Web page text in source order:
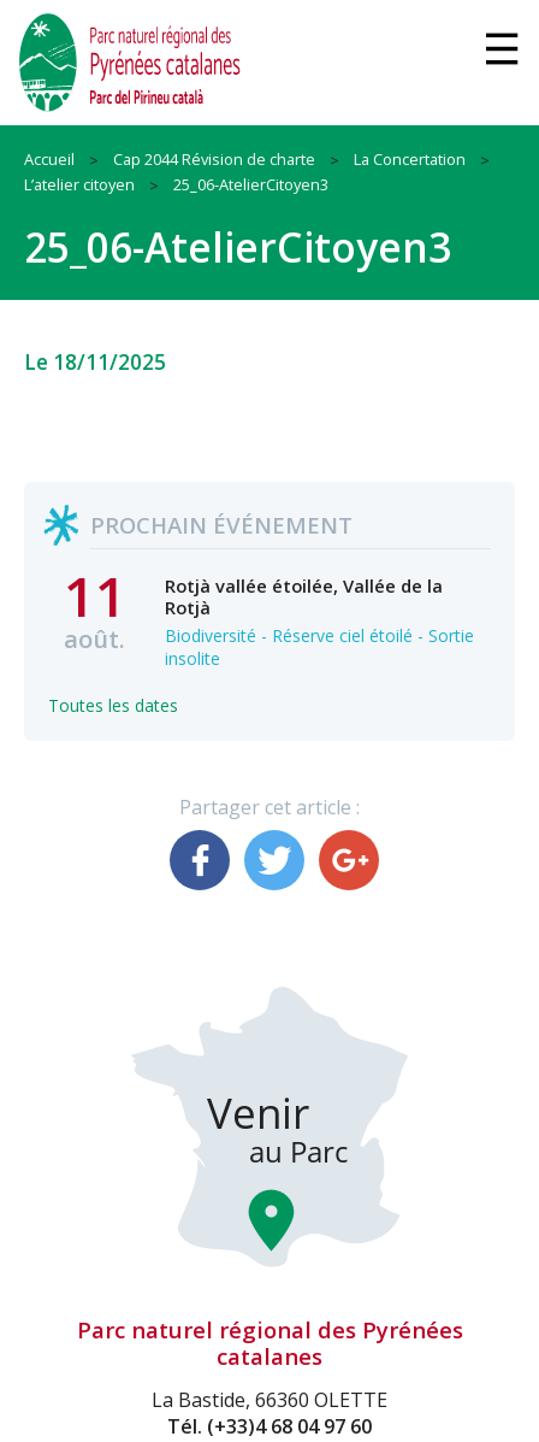
Accueil Cap 2044 Révision de charte
La Concertation
L’atelier citoyen
25_06-AtelierCitoyen3
25_06-AtelierCitoyen3
Le 18/11/2025
PROCHAIN ÉVÉNEMENT
11
août.
Rotjà vallée étoilée, Vallée de la
Rotjà
Biodiversité - Réserve ciel étoilé - Sortie
insolite
Toutes les dates
Partager cet article :
Parc naturel régional des Pyrénées
catalanes
La Bastide, 66360 OLETTE
Tél. (+33)4 68 04 97 60